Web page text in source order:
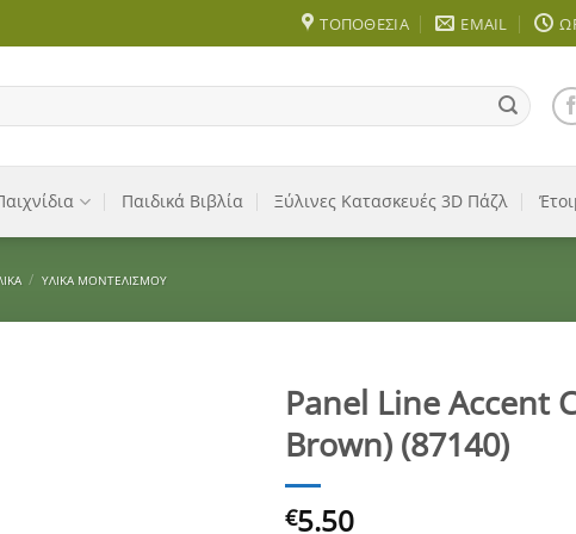
ΤΟΠΟΘΕΣΊΑ EMAIL
Παιδικά Βιβλία Ξύλινες Κατασκευές 3D Πάζλ
/ ΥΛΙΚΆ ΜΟΝΤΕΛΙΣΜΟΎ
Panel Line Accent
Brown) (87140)
€5.50